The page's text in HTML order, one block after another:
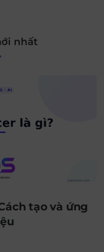
nhất
tạo và ứng